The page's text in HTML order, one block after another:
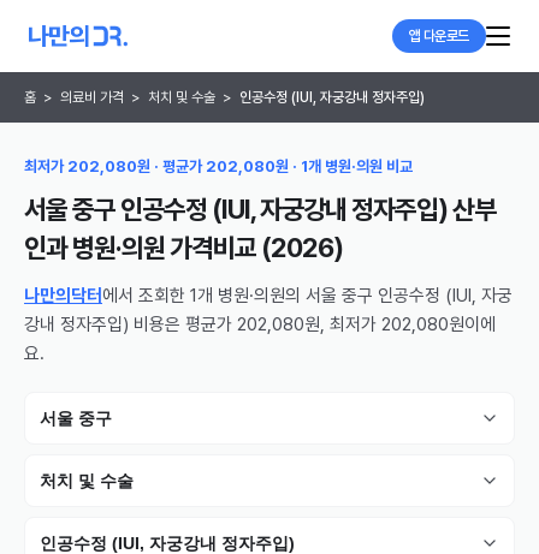
앱 다운로드
홈 > 의료비 가격 > 처치 및 수술 > 인공수정 (IUI, 자궁강내 정자주입)
최저가 202,080원 · 평균가 202,080원 · 1개 병원·의원 비교
서울 중구 인공수정 (IUI, 자궁강내 정자주입) 산부
인과 병원·의원가격비교 (2026)
나만의닥터 에서 조회한 1개 병원·의원의 서울 중구 인공수정 (IUI, 자궁
강내 정자주입) 비용은 평균가 202,080원, 최저가 202,080원이에
요.
서울 중구
처치 및 수술
인공수정 (IUI, 자궁강내 정자주입)